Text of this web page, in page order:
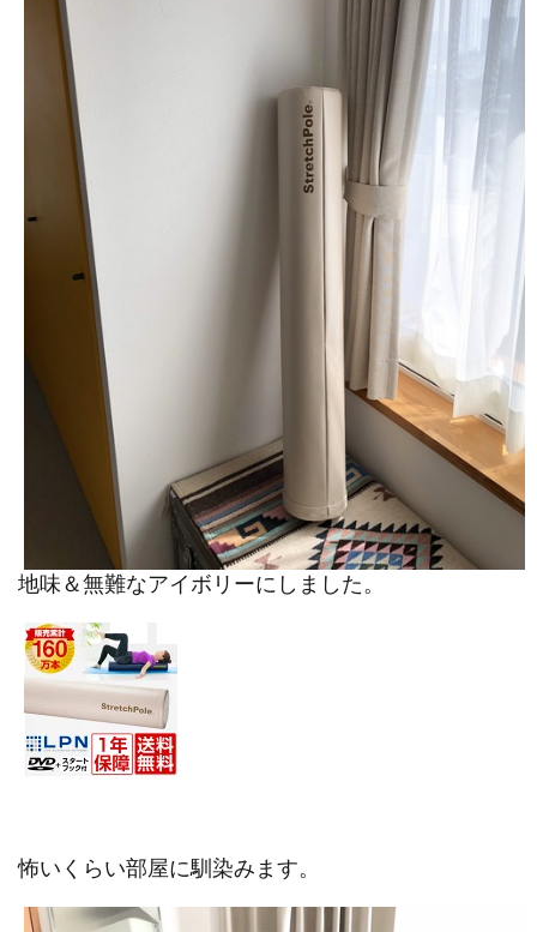
地味＆無難なアイボリーにしました。
怖いくらい部屋に馴染みます。